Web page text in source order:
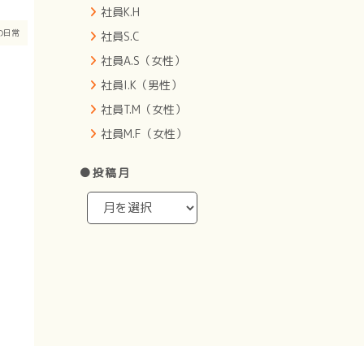
日常
社員K.H
社員S.C
社員A.S（女性）
社員I.K（男性）
社員T.M（女性）
社員M.F（女性）
●投稿月